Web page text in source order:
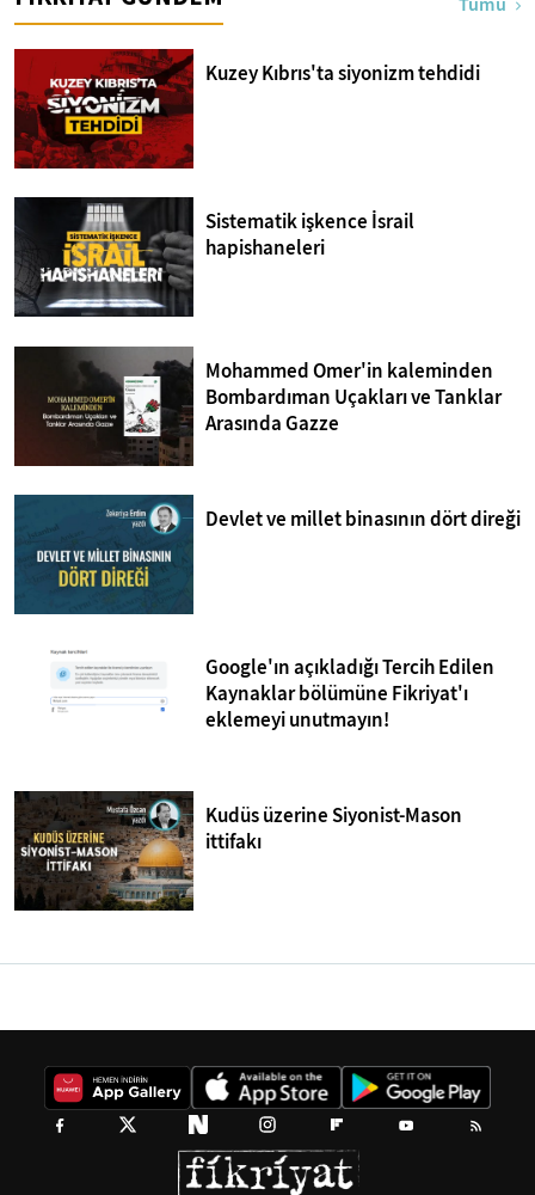
Kuzey Kıbrıs'ta siyonizm tehdidi
Sistematik işkence İsrail
hapishaneleri
Mohammed Omer'in kaleminden
Bombardıman Uçakları ve Tanklar
Arasında Gazze
Devlet ve millet binasının dört direği
Google'ın açıkladığı Tercih Edilen
Kaynaklar bölümüne Fikriyat'ı
eklemeyi unutmayın!
Kudüs üzerine Siyonist-Mason
ittifakı